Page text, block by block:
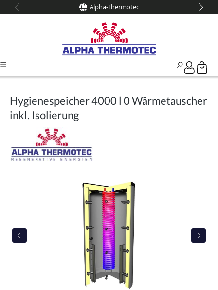
springen Alpha-Thermotec
Hygienespeicher 4000 l 0 Wärmetauscher
inkl. Isolierung
Bildergalerie überspringen